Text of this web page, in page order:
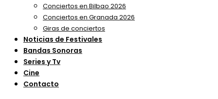
Conciertos en Bilbao 2026
Conciertos en Granada 2026
Giras de conciertos
Noticias de Festivales
Bandas Sonoras
Series y Tv
Cine
Contacto